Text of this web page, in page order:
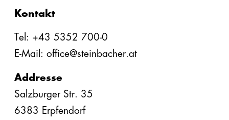
Kontakt
Tel: +43 5352 700-0
E-Mail: office@steinbacher.at
Addresse
Salzburger Str. 35
6383 Erpfendorf